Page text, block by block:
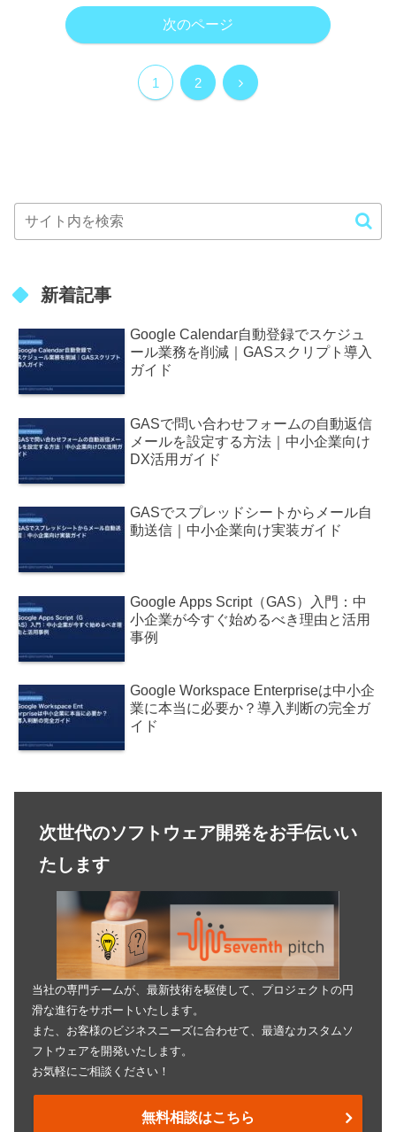
次のページ
1 2 次
新着記事
Google Calendar自動登録でスケジュ
ール業務を削減｜GASスクリプト導入
ガイド
GASで問い合わせフォームの自動返信
メールを設定する方法｜中小企業向け
DX活用ガイド
GASでスプレッドシートからメール自
動送信｜中小企業向け実装ガイド
Google Apps Script（GAS）入門：中
小企業が今すぐ始めるべき理由と活用
事例
Google Workspace Enterpriseは中小企
業に本当に必要か？導入判断の完全ガ
イド
次世代のソフトウェア開発をお手伝いい
たします
当社の専門チームが、最新技術を駆使して、プロジェクトの円
滑な進行をサポートいたします。
また、お客様のビジネスニーズに合わせて、最適なカスタムソ
フトウェアを開発いたします。
お気軽にご相談ください！
無料相談はこちら